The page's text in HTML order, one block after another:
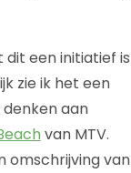
dit een initiatief is
zie ik het een
aan
van MTV.
omschrijving van